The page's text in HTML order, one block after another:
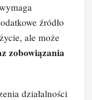
źródło
ale może
zobowiązania
działalności